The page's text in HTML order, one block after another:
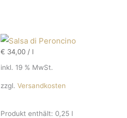
€ 34,00 / l
inkl. 19 % MwSt.
zzgl. Versandkosten
Produkt enthält: 0,25 l